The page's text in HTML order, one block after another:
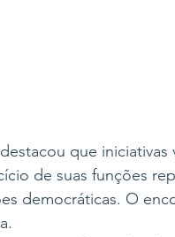
que iniciativas
de suas funções
democráticas. O